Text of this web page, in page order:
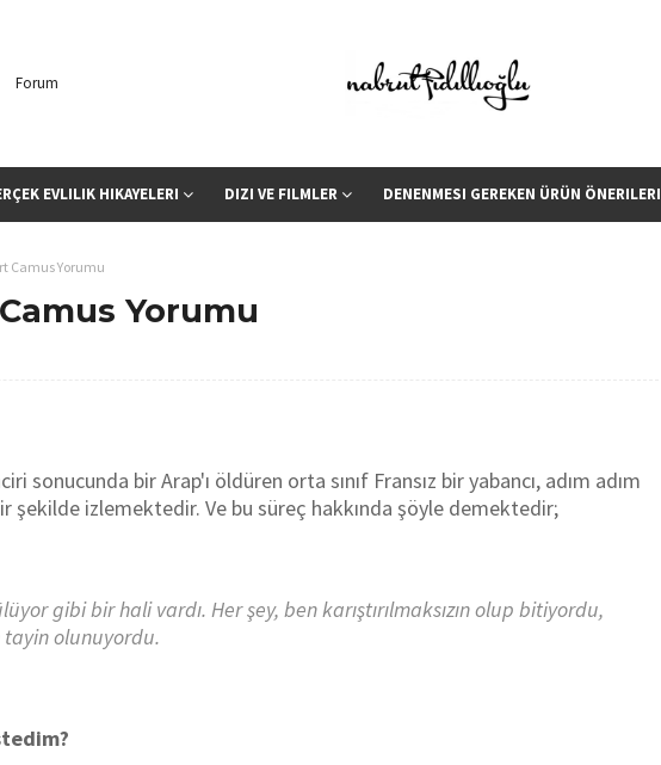
Forum
EVLILIK HIKAYELERI DIZI VE FILMLER DENENMESI GEREKEN ÜRÜN ÖNERILERI
Camus Yorumu
Yorumu
sonucunda bir Arap'ı öldüren orta sınıf Fransız bir yabancı, adım adım
şekilde izlemektedir. Ve bu süreç hakkında şöyle demektedir;
gibi bir hali vardı. Her şey, ben karıştırılmaksızın olup bitiyordu,
olunuyordu.